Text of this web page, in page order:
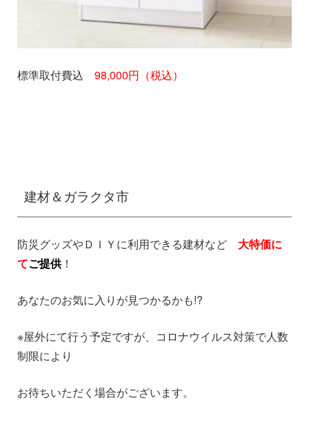
標準取付費込 98,000円（税込）
建材＆ガラクタ市
防災グッズやＤＩＹに利用できる建材など 大特価に
てご提供！
あなたのお気に入りが見つかるかも!?
※屋外にて行う予定ですが、コロナウイルス対策で人数
制限により
お待ちいただく場合がございます。